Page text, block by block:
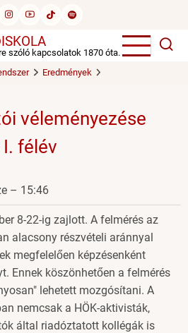
szóló kapcsolatok 1870 óta.
Eredmények
véleményezése
félév
– 15:46
8-22-ig zajlott. A felmérés az
alacsony részvételi aránnyal
megfelelően képzésenként
Ennek köszönhetően a felmérés
lehetett mozgósítani. A
nemcsak a HÖK-aktivisták,
által riadóztatott kollégák is